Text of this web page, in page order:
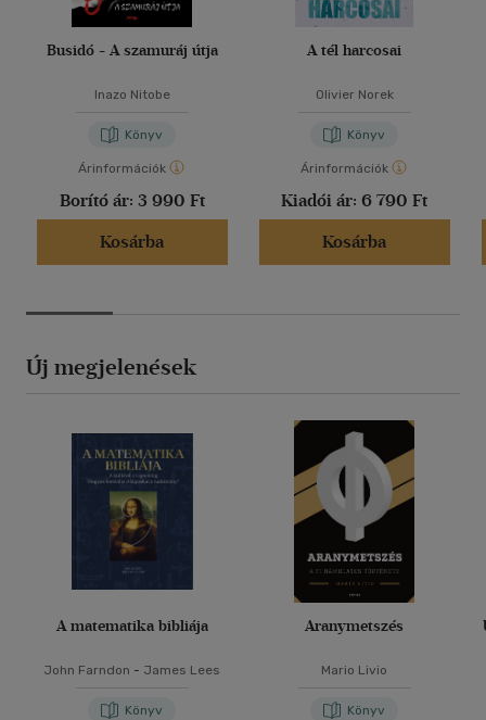
Busidó - A szamuráj útja
Inazo Nitobe
Könyv
Árinformációk
Borító ár: 3 990 Ft
Kosárba
A tél harcosai
Olivier Norek
Könyv
Árinformációk
Kiadói ár: 6 790 Ft
Kosárba
Új megjelenések
A matematika bibliája
John Farndon - James Lees
Könyv
Aranymetszés
Mario Livio
Könyv